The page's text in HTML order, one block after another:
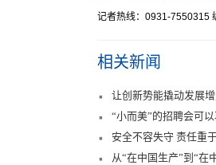
记者热线：0931-7550315
相关新闻
让创新势能撬动发展
“小而美”的招聘会可
安全不容失守 责任重
从“在中国生产”到“在